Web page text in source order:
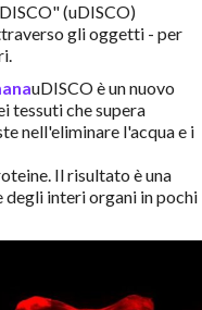
(uDISCO)
gli oggetti - per
uDISCO è un nuovo
tessuti che supera
nell'eliminare l'acqua e i
oteine. Il risultato è una
degli interi organi in pochi